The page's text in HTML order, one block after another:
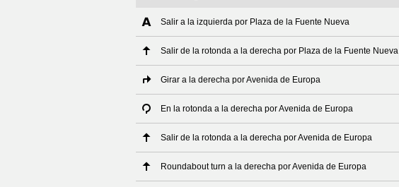
Salir a la izquierda por Plaza de la Fuente Nueva
Salir de la rotonda a la derecha por Plaza de la Fuente Nueva
Girar a la derecha por Avenida de Europa
En la rotonda a la derecha por Avenida de Europa
Salir de la rotonda a la derecha por Avenida de Europa
Roundabout turn a la derecha por Avenida de Europa